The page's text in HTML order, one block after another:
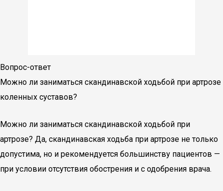
Вопрос-ответ
Можно ли заниматься скандинавской ходьбой при артрозе
коленных суставов?
Можно ли заниматься скандинавской ходьбой при
артрозе? Да, скандинавская ходьба при артрозе не только
допустима, но и рекомендуется большинству пациентов —
при условии отсутствия обострения и с одобрения врача.